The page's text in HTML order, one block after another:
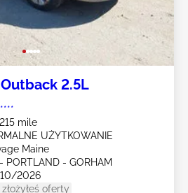
2.5L
mile
UŻYTKOWANIE
Maine
PORTLAND - GORHAM
2026
złożyłeś oferty